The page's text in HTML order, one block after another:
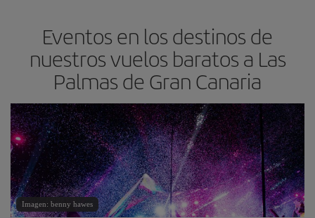
Eventos en los destinos de
nuestros vuelos baratos a Las
Palmas de Gran Canaria
Imagen: benny hawes